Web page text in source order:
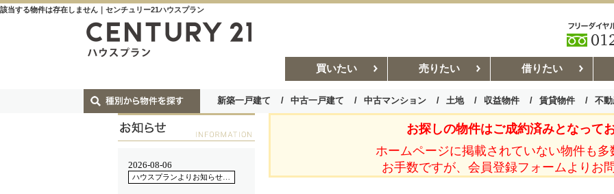
該当する物件は存在しません｜センチュリー21ハウスプラン
買いたい 売りたい 借りたい
新築一戸建て 中古一戸建て 中古マンション 土地 収益物件 賃貸物件 不
お部屋探しコラム 賃貸管理コ
お探しの物件はご成約済みとなってお
ホームページに掲載されていない物件も多
お手数ですが、会員登録フォームよりお